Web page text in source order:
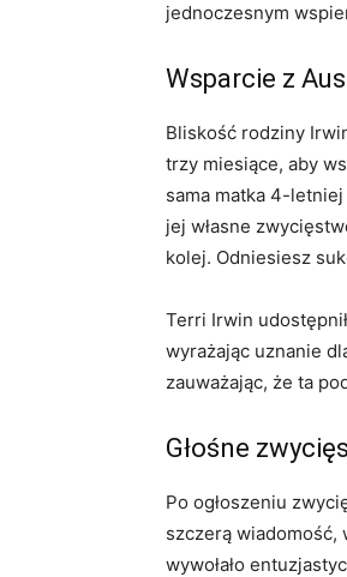
jednoczesnym
Wsparcie z
Bliskość rodziny
trzy miesiące, aby
sama matka 4-
jej własne
kolej. Odniesiesz
Terri Irwin
wyrażając uznanie
zauważając, że ta
Głośne
Po ogłoszeniu
szczerą wiadomość,
wywołało